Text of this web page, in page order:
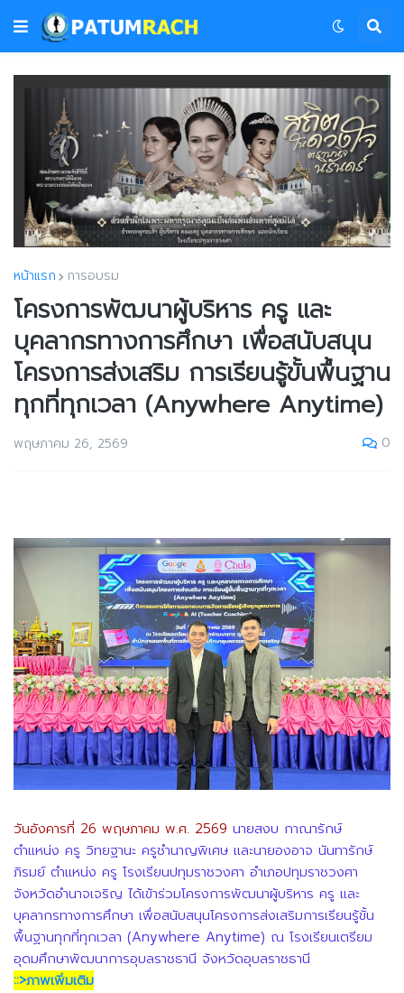
หน้าแรก การอบรม
โครงการพัฒนาผู้บริหาร ครู และ
บุคลากรทางการศึกษา เพื่อสนับสนุน
โครงการส่งเสริม การเรียนรู้ขั้นพื้นฐาน
ทุกที่ทุกเวลา (Anywhere Anytime)
พฤษภาคม 26, 2569 0
วันอังคารที่ 26 พฤษภาคม พ.ศ. 2569 นายสงบ กาณารักษ์
ตำแหน่ง ครู วิทยฐานะ ครูชำนาญพิเศษ และนายองอาจ นันทารักษ์
ภิรมย์ ตำแหน่ง ครู โรงเรียนปทุมราชวงศา อำเภอปทุมราชวงศา
จังหวัดอำนาจเจริญ ได้เข้าร่วมโครงการพัฒนาผู้บริหาร ครู และ
บุคลากรทางการศึกษา เพื่อสนับสนุนโครงการส่งเสริมการเรียนรู้ขั้น
พื้นฐานทุกที่ทุกเวลา (Anywhere Anytime) ณ โรงเรียนเตรียม
อุดมศึกษาพัฒนาการอุบลราชธานี จังหวัดอุบลราชธานี
::>ภาพเพิ่มเติม